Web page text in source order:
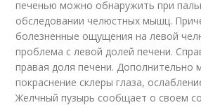
печенью можно обнаружить при
обследовании челюстных мышц.
болезненные ощущения на левой
проблема с левой долей печени.
правая доля печени. Дополнительно
покраснение склеры глаза,
Желчный пузырь сообщает о своем